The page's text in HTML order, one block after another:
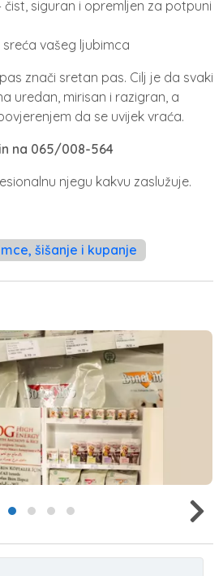
siguran i opremljen za potpuni
vašeg ljubimca
znači sretan pas. Cilj je da svaki
uredan, mirisan i razigran, a
da se uvijek vraća.
na 065/008-564
njegu kakvu zaslužuje.
šišanje i kupanje